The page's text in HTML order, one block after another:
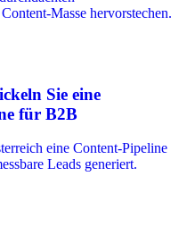
Masse hervorstechen.
Sie eine
für B2B
eine Content-Pipeline
Leads generiert.